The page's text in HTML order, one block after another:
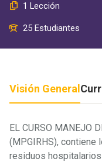
1 Lección
25 Estudiantes
Visión General
EL CURSO MANEJO
(MPGIRHS), contiene
residuos